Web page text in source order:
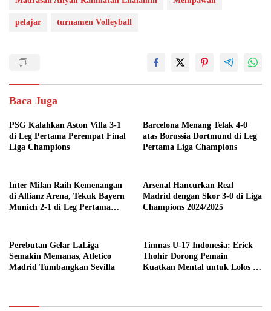
pelajar turnamen Volleyball
Baca Juga
PSG Kalahkan Aston Villa 3-1
di Leg Pertama Perempat Final
Liga Champions
Barcelona Menang Telak 4-0
atas Borussia Dortmund di Leg
Pertama Liga Champions
Inter Milan Raih Kemenangan
di Allianz Arena, Tekuk Bayern
Munich 2-1 di Leg Pertama
Arsenal Hancurkan Real
Madrid dengan Skor 3-0 di Liga
Champions 2024/2025
Perebutan Gelar LaLiga
Semakin Memanas, Atletico
Madrid Tumbangkan Sevilla
Timnas U-17 Indonesia: Erick
Thohir Dorong Pemain
Kuatkan Mental untuk Lolos ke